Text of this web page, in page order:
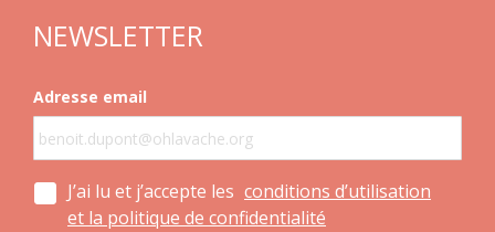
NEWSLETTER
Adresse email
J’ai lu et j’accepte les conditions d’utilisation
et la politique de confidentialité